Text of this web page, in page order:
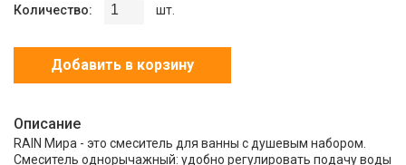
Количество: шт.
Добавить в корзину
Описание
RAIN Мира - это смеситель для ванны с душевым набором.
Смеситель однорычажный: удобно регулировать подачу воды